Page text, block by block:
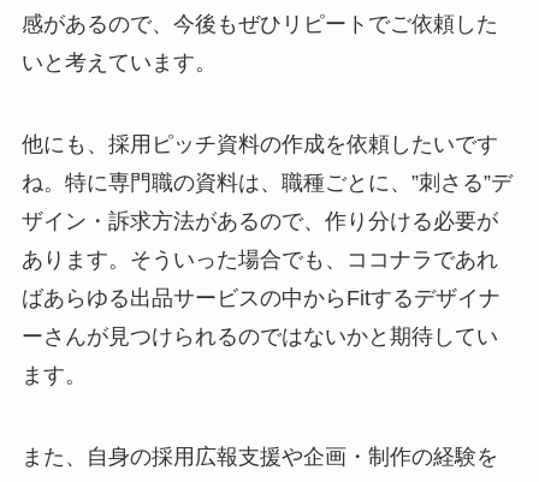
感があるので、今後もぜひリピートでご依頼した
いと考えています。
他にも、採用ピッチ資料の作成を依頼したいです
ね。特に専門職の資料は、職種ごとに、”刺さる”デ
ザイン・訴求方法があるので、作り分ける必要が
あります。そういった場合でも、ココナラであれ
ばあらゆる出品サービスの中からFitするデザイナ
ーさんが見つけられるのではないかと期待してい
ます。
また、自身の採用広報支援や企画・制作の経験を